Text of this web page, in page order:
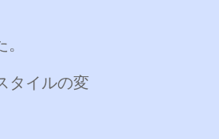
タイルの変